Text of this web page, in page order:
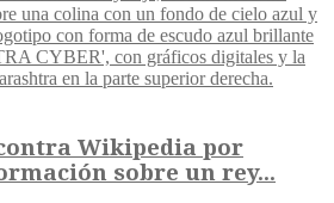
Wikipedia por
sobre un rey...